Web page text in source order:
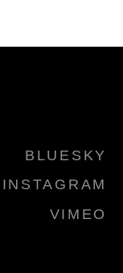
BLUESKY
INSTAGRAM
VIMEO